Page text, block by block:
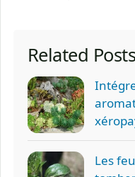
Related Posts
Les